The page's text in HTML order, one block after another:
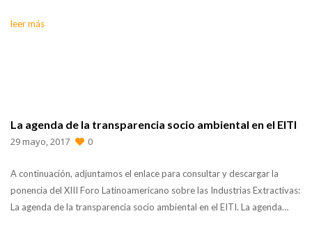
leer más
La agenda de la transparencia socio ambiental en el EITI
29 mayo, 2017 0
A continuación, adjuntamos el enlace para consultar y descargar la
ponencia del XIII Foro Latinoamericano sobre las Industrias Extractivas:
La agenda de la transparencia socio ambiental en el EITI. La agenda…